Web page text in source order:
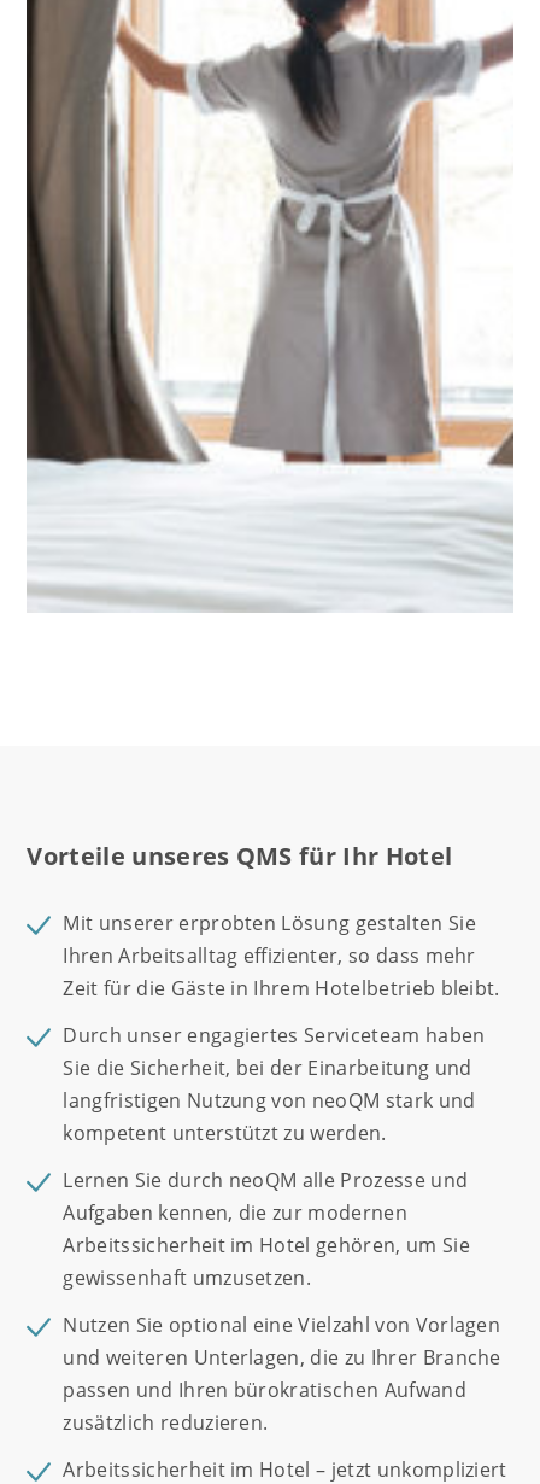
Vorteile unseres QMS für Ihr Hotel
Mit unserer erprobten Lösung gestalten Sie
Ihren Arbeitsalltag effizienter, so dass mehr
Zeit für die Gäste in Ihrem Hotelbetrieb bleibt.
Durch unser engagiertes Serviceteam haben
Sie die Sicherheit, bei der Einarbeitung und
langfristigen Nutzung von neoQM stark und
kompetent unterstützt zu werden.
Lernen Sie durch neoQM alle Prozesse und
Aufgaben kennen, die zur modernen
Arbeitssicherheit im Hotel gehören, um Sie
gewissenhaft umzusetzen.
Nutzen Sie optional eine Vielzahl von Vorlagen
und weiteren Unterlagen, die zu Ihrer Branche
passen und Ihren bürokratischen Aufwand
zusätzlich reduzieren.
Arbeitssicherheit im Hotel – jetzt unkompliziert